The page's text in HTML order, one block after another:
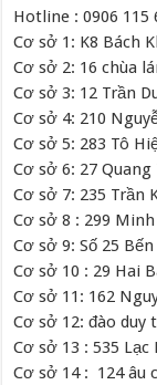
Hotline : 0906 115
Cơ sở 1: K8 Bách
Cơ sở 2: 16 chùa
Cơ sở 3: 12 Trần
Cơ sở 4: 210
Cơ sở 5: 283 Tô
Cơ sở 6: 27
Cơ sở 7: 235 Trần
Cơ sở 8 : 299
Cơ sở 9: Số 25
Cơ sở 10 : 29 Hai
Cơ sở 11: 162
Cơ sở 12: đào duy
Cơ sở 13 : 535 Lạc
Cơ sở 14 : 124 âu